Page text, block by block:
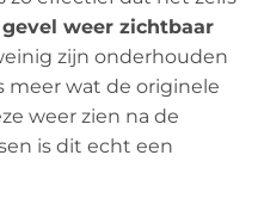
weer zichtbaar
zijn onderhouden
meer wat de originele
weer zien na de
is dit echt een